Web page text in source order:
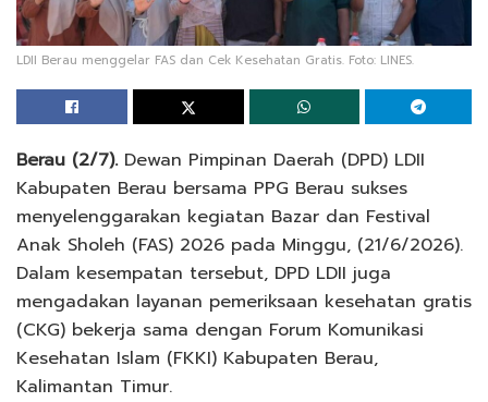
LDII Berau menggelar FAS dan Cek Kesehatan Gratis. Foto: LINES.
Berau (2/7).Dewan Pimpinan Daerah (DPD) LDII
Kabupaten Berau bersama PPG Berau sukses
menyelenggarakan kegiatan Bazar dan Festival
Anak Sholeh (FAS) 2026 pada Minggu, (21/6/2026).
Dalam kesempatan tersebut, DPD LDII juga
mengadakan layanan pemeriksaan kesehatan gratis
(CKG) bekerja sama dengan Forum Komunikasi
Kesehatan Islam (FKKI) Kabupaten Berau,
Kalimantan Timur.